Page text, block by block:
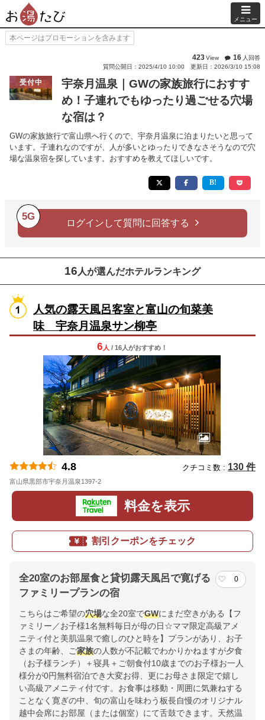
メニュー
本ページはプロモーションを含みます
423View 16 人回答
質問公開日：2025/4/10 10:00
更新日：2026/3/10 15:08
受付中
宇奈月温泉｜GWの家族旅行におすす
め！子連れでもゆったり過ごせる穴場
な宿は？
GWの家族旅行で富山県へ行くので、宇奈月温泉に泊まりたいと思って
います。子連れなのですが、人が多いとゆったりできなさそうなので穴
場な温泉宿を探しています。おすすめを教えてほしいです。
5G
ログインして質問に回答する
16 人が選んだホテルランキング
人気の露天風呂客室と富山の旬菜美
味 宇奈月温泉サン柳亭
6 人 / 16人がおすすめ！
4.8 クチコミ数 : 130 件
富山県黒部市宇奈月温泉1397-2
料金を表示
割引クーポンをチェック
全20室のお部屋食と貸切露天風呂で寛げる
ファミリープランの宿
0
こちらはご希望の穴場な全20室でGWにまだ空きがある【フ
ァミリー／お子様1名無料毎日が母の日☆ママ限定高級アメ
ニティ付と美肌温泉で癒しのひと時を】プランがあり、お子
さまの年齢、ご家族の人数が不記載でわかりかねますが夕食
（お子様ランチ）＋寝具＋ご朝食付10歳までのお子様お一人
様分が0円無料宿泊でき大変お得、更にお母さま限定で嬉し
い高級アメニティ付です。お食事は移動・周囲に気兼ねする
ことなく寛ぎの中、旬の富山を味わう板長自慢のオリジナル
越中会席にお部屋（または個室）にて舌鼓できます。天然温